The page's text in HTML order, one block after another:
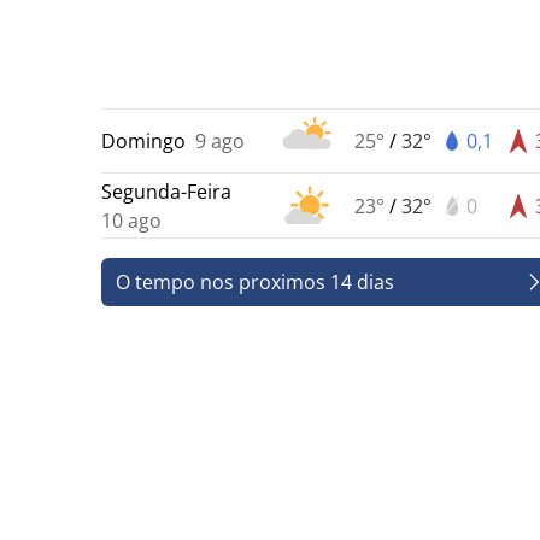
Domingo 9 ago 25° /32° 0,1
Segunda-Feira
10 ago
23° /32° 0
O tempo nos proximos 14 dias